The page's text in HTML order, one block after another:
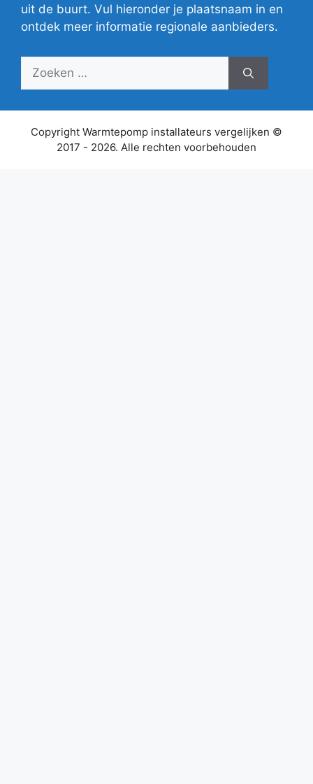
uit de buurt. Vul hieronder je plaatsnaam in en
ontdek meer informatie regionale aanbieders.
Zoek
Copyright Warmtepomp installateurs vergelijken ©
2017 - 2026. Alle rechten voorbehouden